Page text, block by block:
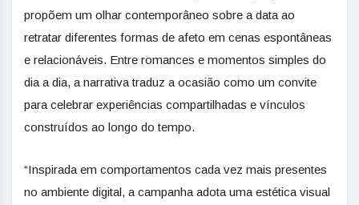
propõem um olhar contemporâneo sobre a data ao
retratar diferentes formas de afeto em cenas espontâneas
e relacionáveis. Entre romances e momentos simples do
dia a dia, a narrativa traduz a ocasião como um convite
para celebrar experiências compartilhadas e vínculos
construídos ao longo do tempo.
“Inspirada em comportamentos cada vez mais presentes
no ambiente digital, a campanha adota uma estética visual